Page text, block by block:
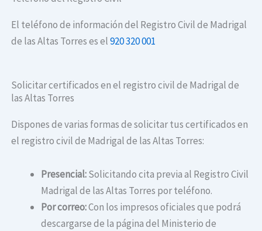
El teléfono de información del Registro Civil de Madrigal
de las Altas Torres es el920 320 001
Solicitar certificados en el registro civil de Madrigal de
las Altas Torres
Dispones de varias formas de solicitar tus certificados en
el registro civil de Madrigal de las Altas Torres:
Presencial:Solicitando cita previa al Registro Civil
Madrigal de las Altas Torres por teléfono.
Por correo:Con los impresos oficiales que podrá
descargarse de la página del Ministerio de